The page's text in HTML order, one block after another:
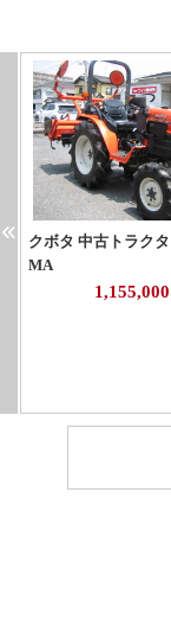
クボタ 中古トラク
MA